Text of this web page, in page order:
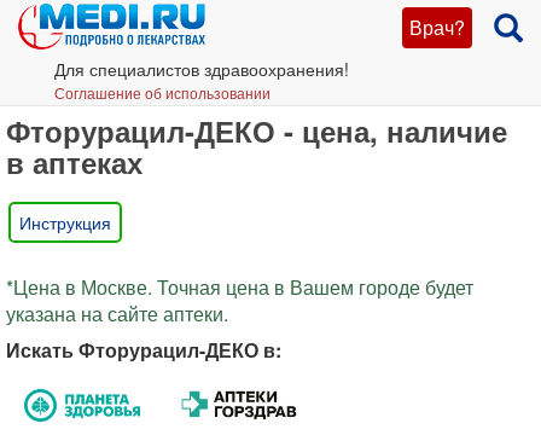
Врач?
Для специалистов здравоохранения!
Соглашение об использовании
Фторурацил-ДЕКО - цена, наличие
в аптеках
Инструкция
*Цена в Москве. Точная цена в Вашем городе будет
указана на сайте аптеки.
Искать Фторурацил-ДЕКО в: